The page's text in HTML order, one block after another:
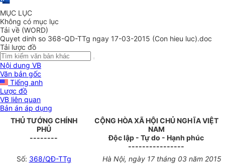
MỤC LỤC
Không có mục lục
Tải về (WORD)
Quyet dinh so 368-QD-TTg ngay 17-03-2015 (Con hieu luc).doc
Tải lược đồ
Nội dung VB
Văn bản gốc
Tiếng anh
Lược đồ
VB liên quan
Bản án áp dụng
THỦ TƯỚNG CHÍNH
PHỦ
--------
CỘNG HÒA XÃ HỘI CHỦ NGHĨA VIỆT
NAM
Độc lập - Tự do - Hạnh phúc
----------------
Số: 368/QĐ-TTg Hà Nội, ngày 17 tháng 03 năm 2015